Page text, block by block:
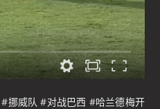
挪威队 #对战巴西 #哈兰德梅开